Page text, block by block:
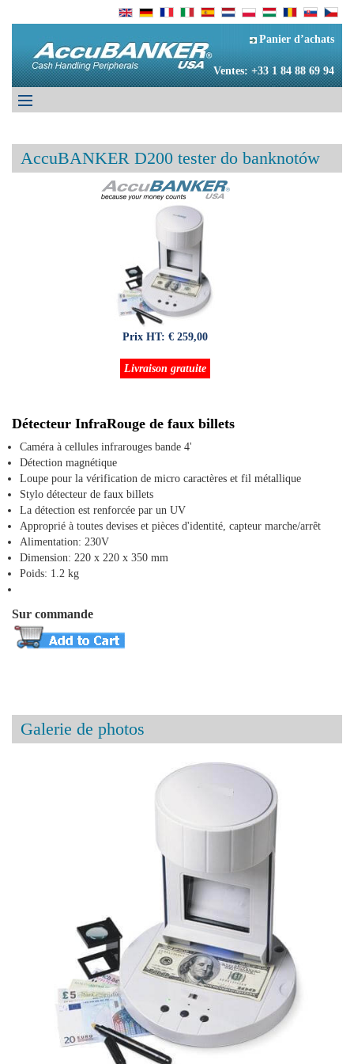
Panier d’achats
Ventes: +33 1 84 88 69 94
AccuBANKER D200 tester do banknotów
Prix HT: € 259,00
Livraison gratuite
Détecteur InfraRouge de faux billets
Caméra à cellules infrarouges bande 4'
Détection magnétique
Loupe pour la vérification de micro caractères et fil métallique
Stylo détecteur de faux billets
La détection est renforcée par un UV
Approprié à toutes devises et pièces d'identité, capteur marche/arrêt
Alimentation: 230V
Dimension: 220 x 220 x 350 mm
Poids: 1.2 kg
Sur commande
Galerie de photos